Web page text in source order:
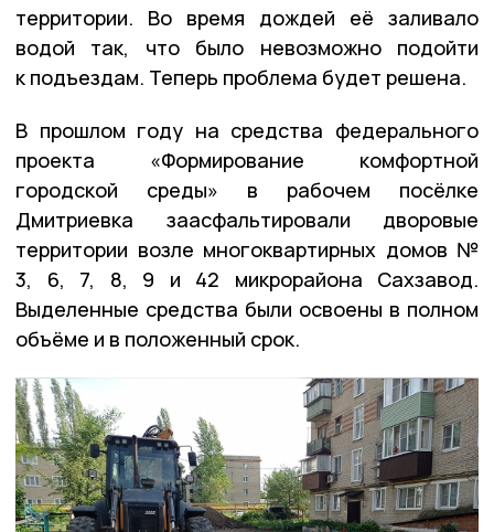
территории. Во время дождей её заливало
водой так, что было невозможно подойти
к подъездам. Теперь проблема будет решена.
В прошлом году на средства федерального
проекта «Формирование комфортной
городской среды» в рабочем посёлке
Дмитриевка заасфальтировали дворовые
территории возле многоквартирных домов №
3, 6, 7, 8, 9 и 42 микрорайона Сахзавод.
Выделенные средства были освоены в полном
объёме и в положенный срок.